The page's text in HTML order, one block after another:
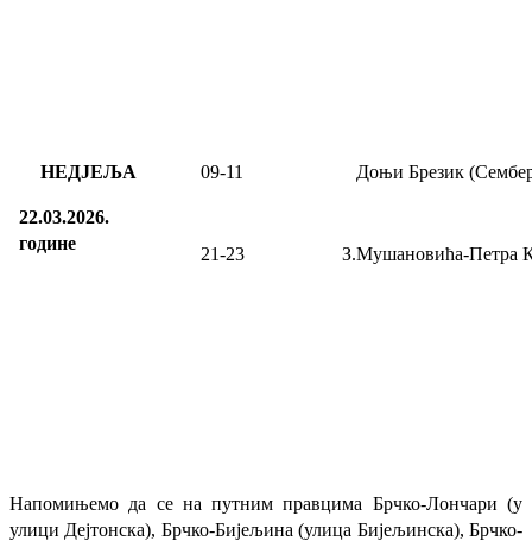
НЕДЈЕЉА
22.03.2026.
године
09-11 Доњи Брезик
21-23 З.Мушановића-Петра
Напомињемо да се на путним правцима Брчко-Лончари (у
улици Дејтонска), Брчко-Бијељина (улица Бијељинска), Брчко-